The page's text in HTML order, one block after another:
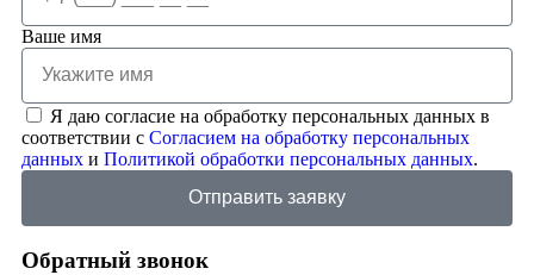
Ваше имя
Я даю согласие на обработку персональных данных в
соответствии с Согласием на обработку персональных
данных и Политикой обработки персональных данных.
Отправить заявку
Обратный звонок